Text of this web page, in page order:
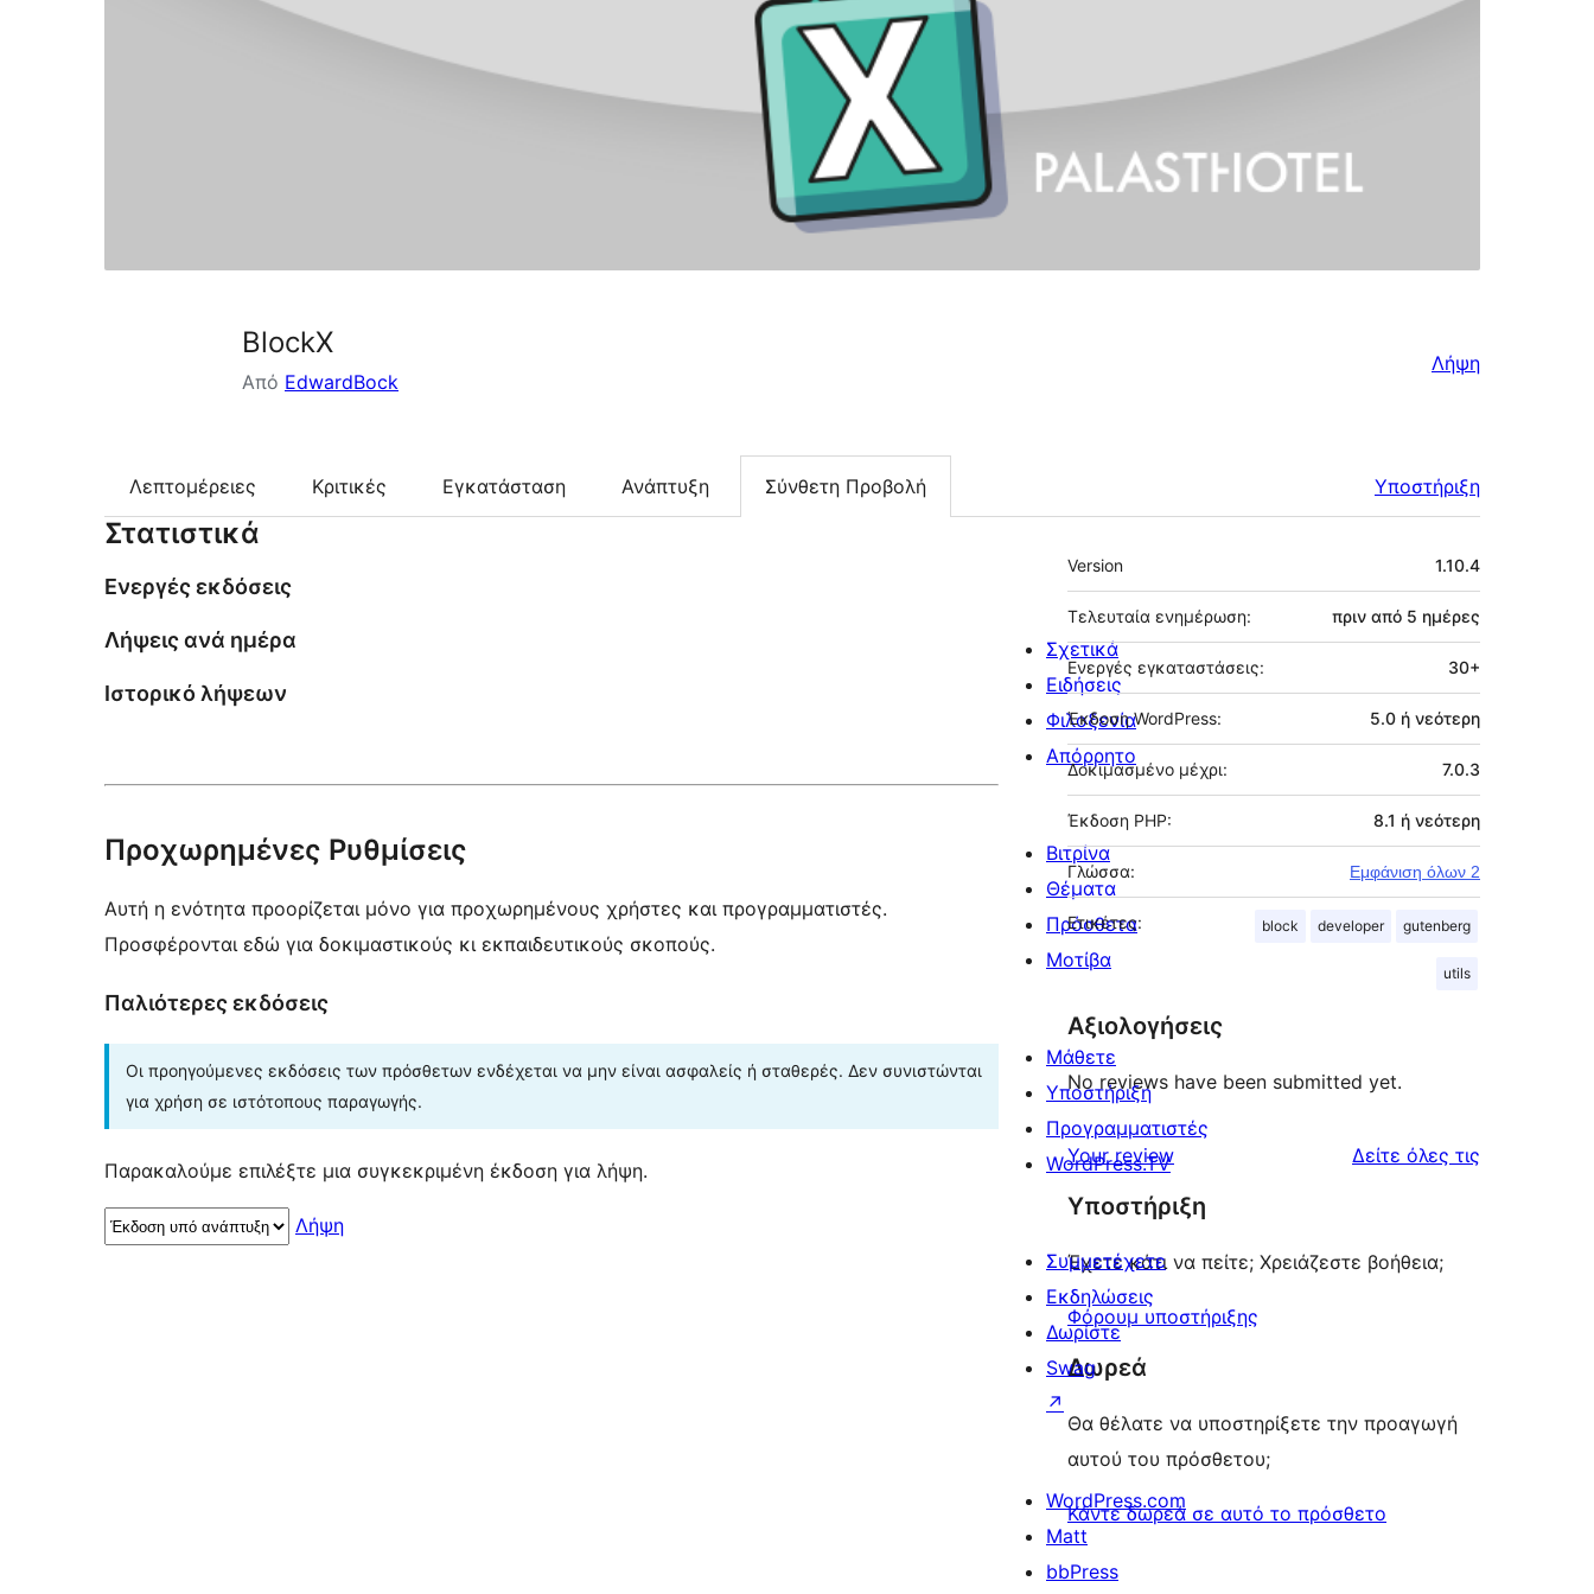
BlockX
Από EdwardBock
Λήψη
Λεπτομέρειες Κριτικές Εγκατάσταση Ανάπτυξη Σύνθετη Προβολή Υποστήριξη
Στατιστικά
Ενεργές εκδόσεις
Λήψεις ανά ημέρα
Ιστορικό λήψεων
Προχωρημένες Ρυθμίσεις
Αυτή η ενότητα προορίζεται μόνο για προχωρημένους χρήστες και προγραμματιστές.
Προσφέρονται εδώ για δοκιμαστικούς κι εκπαιδευτικούς σκοπούς.
Παλιότερες εκδόσεις
Οι προηγούμενες εκδόσεις των πρόσθετων ενδέχεται να μην είναι ασφαλείς ή σταθερές. Δεν συνιστώνται
για χρήση σε ιστότοπους παραγωγής.
Παρακαλούμε επιλέξτε μια συγκεκριμένη έκδοση για λήψη.
Λήψη
Μεταστοιχεία
Version 1.10.4
Τελευταία ενημέρωση: πριν από 5 ημέρες
Ενεργές εγκαταστάσεις: 30+
Έκδοση WordPress: 5.0 ή νεότερη
Δοκιμασμένο μέχρι: 7.0.3
Έκδοση PHP: 8.1 ή νεότερη
Γλώσσα: Εμφάνιση όλων 2
Ετικέτες: block developer gutenberg
utils
Αξιολογήσεις
No reviews have been submitted yet.
Your review Δείτε όλες τις
Υποστήριξη
Έχετε κάτι να πείτε; Χρειάζεστε βοήθεια;
Φόρουμ υποστήριξης
Δωρεά
Θα θέλατε να υποστηρίξετε την προαγωγή
αυτού του πρόσθετου;
Κάντε δωρεά σε αυτό το πρόσθετο
Σχετικά
Ειδήσεις
Φιλοξενία
Απόρρητο
Βιτρίνα
Θέματα
Πρόσθετα
Μοτίβα
Μάθετε
Υποστήριξη
Προγραμματιστές
WordPress.TV
Συμμετέχετε
Εκδηλώσεις
Δωρίστε
Swag
↗
WordPress.com
Matt
bbPress